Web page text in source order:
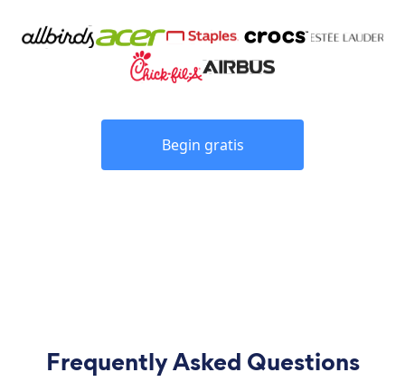
Begin gratis
Frequently Asked Questions